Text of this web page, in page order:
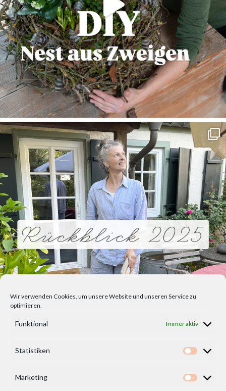
Wir verwenden Cookies, um unsere Website und unseren Service zu
optimieren.
Funktional Immer aktiv
Statistiken
Marketing